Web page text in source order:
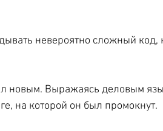
невероятно сложный
новым. Выражаясь деловым
на которой он был промокнут.